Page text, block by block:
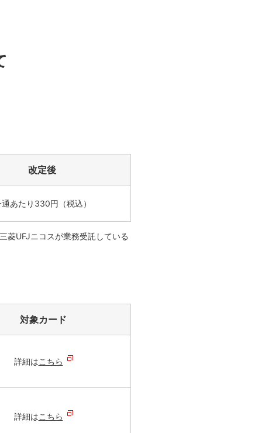
改定後
あたり330円（税込）
菱UFJニコスが業務受託している
対象カード
詳細はこちら
詳細はこちら